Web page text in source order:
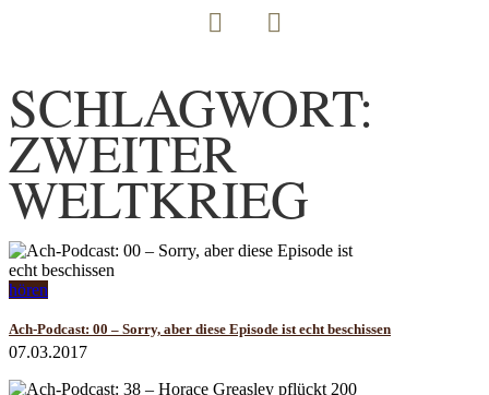
SCHLAGWORT:
ZWEITER
WELTKRIEG
hören
Ach-Podcast: 00 – Sorry, aber diese Episode ist echt beschissen
07.03.2017